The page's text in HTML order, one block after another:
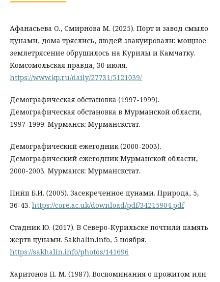
Афанасьева О., Смирнова М. (2025). Порт и завод смыло
цунами, дома тряслись, людей эвакуировали: мощное
землетрясение обрушилось на Курилы и Камчатку.
Комсомольская правда, 30 июля.
https://www.kp.ru/daily/27731/5121039/
Демографическая обстановка (1997-1999).
Демографическая обстановка в Мурманской области,
1997-1999. Мурманск: Мурманскстат.
Демографический ежегодник (2000-2003).
Демографический ежегодник Мурманской области,
2000-2003. Мурманск: Мурманскстат.
Пийп Б.И. (2005). Засекреченное цунами. Природа, 5,
36-43. https://core.ac.uk/download/pdf/34215904.pdf
Стадник Ю. (2017). В Северо-Курильске почтили память
жертв цунами. Sakhalin.info, 5 ноября.
https://sakhalin.info/photos/141696
Харитонов П. М. (1987). Воспоминания о прожитом или